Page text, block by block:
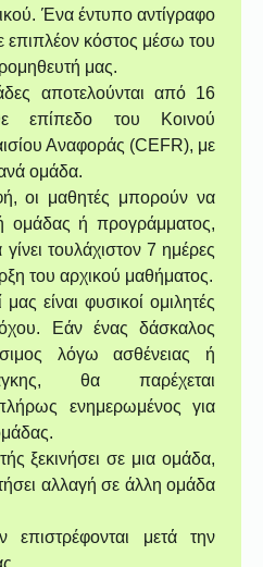
Ένα έντυπο αντίγραφο
επιπλέον κόστος μέσω του
μας.
αποτελούνται από 16
επίπεδο του Κοινού
Αναφοράς (CEFR), με
ομάδα.
οι μαθητές μπορούν να
ομάδας ή προγράμματος,
τουλάχιστον 7 ημέρες
του αρχικού μαθήματος.
είναι φυσικοί ομιλητές
Εάν ένας δάσκαλος
λόγω ασθένειας ή
θα παρέχεται
ενημερωμένος για
ξεκινήσει σε μια ομάδα,
αλλαγή σε άλλη ομάδα
επιστρέφονται μετά την